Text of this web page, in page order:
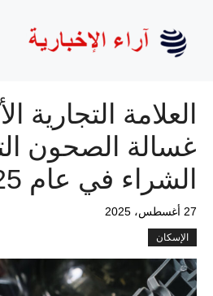
المحتوى
العلامة التجارية
غسالة الصحون
الشراء في عام 2025
27 أغسطس، 2025
الإسكان